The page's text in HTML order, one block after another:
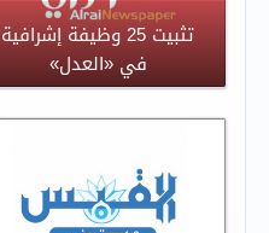
تثبيت 25 وظيفة إشرافية
في «العدل»